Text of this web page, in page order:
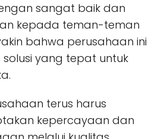
sangat baik dan
kepada teman-teman
bahwa perusahaan ini
yang tepat untuk
terus harus
kepercayaan dan